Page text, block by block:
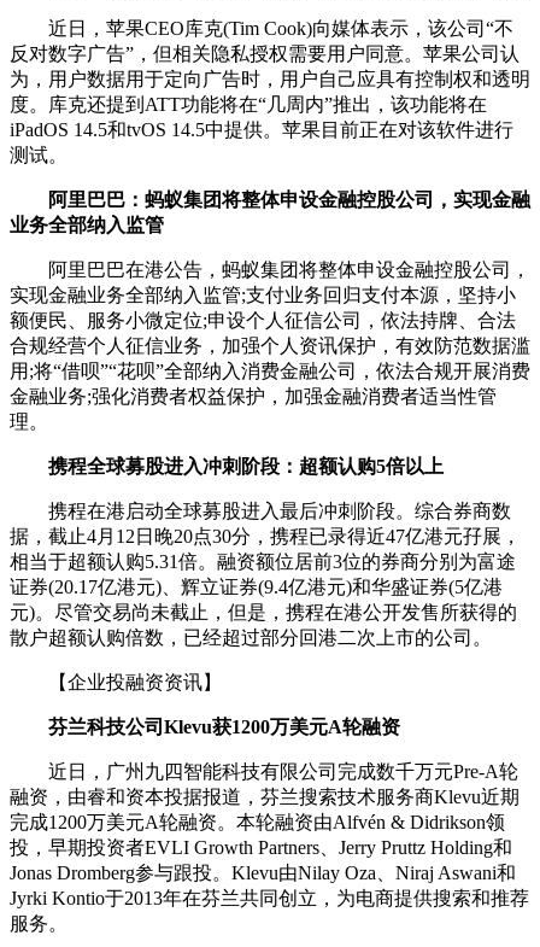
近日，苹果CEO库克(Tim Cook)向媒体表示，该公司“不
反对数字广告”，但相关隐私授权需要用户同意。苹果公司认
为，用户数据用于定向广告时，用户自己应具有控制权和透明
度。库克还提到ATT功能将在“几周内”推出，该功能将在
iPadOS 14.5和tvOS 14.5中提供。苹果目前正在对该软件进行
测试。
阿里巴巴：蚂蚁集团将整体申设金融控股公司，实现金融
业务全部纳入监管
阿里巴巴在港公告，蚂蚁集团将整体申设金融控股公司，
实现金融业务全部纳入监管;支付业务回归支付本源，坚持小
额便民、服务小微定位;申设个人征信公司，依法持牌、合法
合规经营个人征信业务，加强个人资讯保护，有效防范数据滥
用;将“借呗”“花呗”全部纳入消费金融公司，依法合规开展消费
金融业务;强化消费者权益保护，加强金融消费者适当性管
理。
携程全球募股进入冲刺阶段：超额认购5倍以上
携程在港启动全球募股进入最后冲刺阶段。综合券商数
据，截止4月12日晚20点30分，携程已录得近47亿港元孖展，
相当于超额认购5.31倍。融资额位居前3位的券商分别为富途
证券(20.17亿港元)、辉立证券(9.4亿港元)和华盛证券(5亿港
元)。尽管交易尚未截止，但是，携程在港公开发售所获得的
散户超额认购倍数，已经超过部分回港二次上市的公司。
【企业投融资资讯】
芬兰科技公司Klevu获1200万美元A轮融资
近日，广州九四智能科技有限公司完成数千万元Pre-A轮
融资，由睿和资本投据报道，芬兰搜索技术服务商Klevu近期
完成1200万美元A轮融资。本轮融资由Alfvén & Didrikson领
投，早期投资者EVLI Growth Partners、Jerry Pruttz Holding和
Jonas Dromberg参与跟投。Klevu由Nilay Oza、Niraj Aswani和
Jyrki Kontio于2013年在芬兰共同创立，为电商提供搜索和推荐
服务。